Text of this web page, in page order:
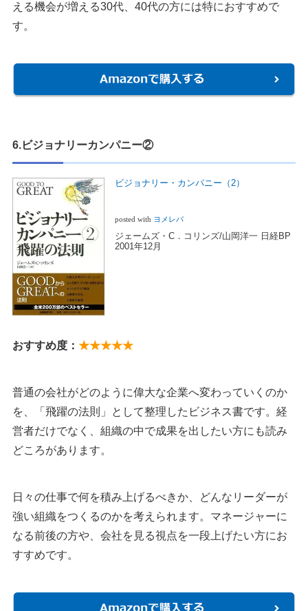
える機会が増える30代、40代の方には特におすすめで
す。
6.ビジョナリーカンパニー②
ビジョナリー・カンパニー（2）
posted with ヨメレバ
ジェームズ・C．コリンズ/山岡洋一 日経BP
2001年12月
おすすめ度： ★★★★★
普通の会社がどのように偉大な企業へ変わっていくのか
を、「飛躍の法則」として整理したビジネス書です。経
営者だけでなく、組織の中で成果を出したい方にも読み
どころがあります。
日々の仕事で何を積み上げるべきか、どんなリーダーが
強い組織をつくるのかを考えられます。マネージャーに
なる前後の方や、会社を見る視点を一段上げたい方にお
すすめです。